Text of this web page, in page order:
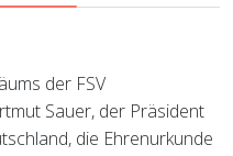
der FSV
Sauer, der Präsident
die Ehrenurkunde